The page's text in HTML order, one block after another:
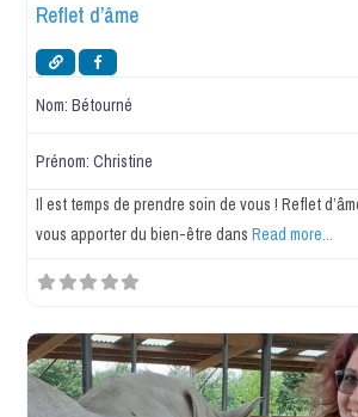
Reflet d’âme
Nom:Bétourné
Prénom:Christine
Il est temps de prendre soin de vous ! Reflet
vous apporter du bien-être dansRead more...